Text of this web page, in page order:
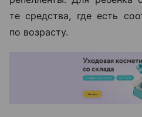
те средства, где есть
по возрасту.